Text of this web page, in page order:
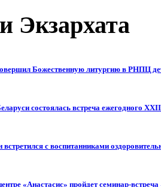
Экзархата
Божественную литургию в РНПЦ
состоялась встреча ежегодного
с воспитанниками
«Анастасис» пройдет семинар-